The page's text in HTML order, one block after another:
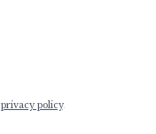
privacy policy.